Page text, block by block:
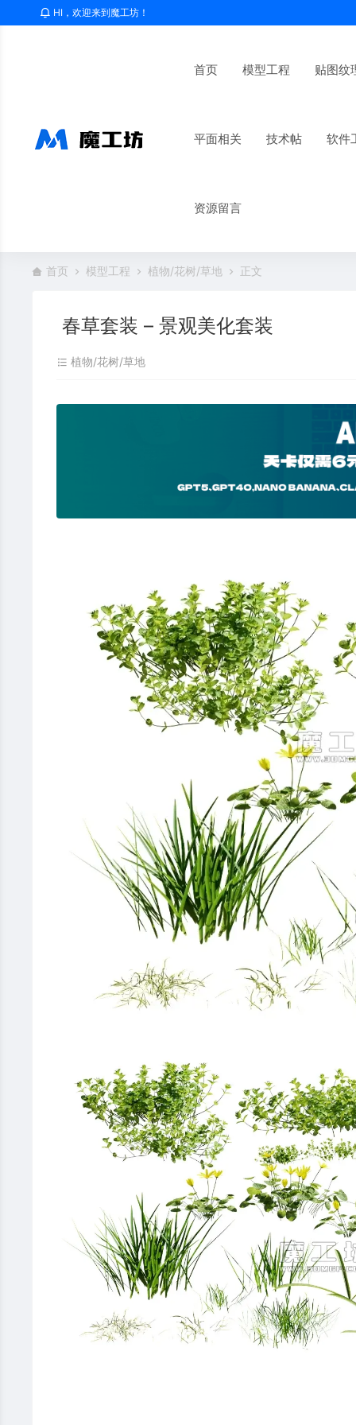
HI，欢迎来到魔工坊！
首页 模型工程 贴图纹
平面相关 技术帖 软件
资源留言
首页 模型工程 植物/花树/草地 正文
春草套装 – 景观美化套装
植物/花树/草地